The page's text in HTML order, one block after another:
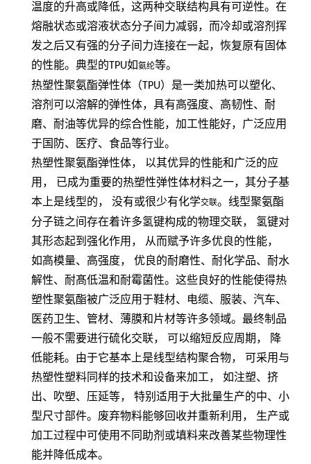
温度的升高或降低，这两种交联结构具有可逆性。在
熔融状态或溶液状态分子间力减弱，而冷却或溶剂挥
发之后又有强的分子间力连接在一起，恢复原有固体
的性能。典型的TPU如氨纶等。
热塑性聚氨酯弹性体（TPU）是一类加热可以塑化、
溶剂可以溶解的弹性体，具有高强度、高韧性、耐
磨、耐油等优异的综合性能，加工性能好，广泛应用
于国防、医疗、食品等行业。
热塑性聚氨酯弹性体，
以其优异的性能和广泛的应
用，
已成为重要的热塑性弹性体材料之一，其分子基
本上是线型的，
没有或很少有化学交联。线型聚氨酯
分子链之间存在着许多氢键构成的物理交联，
氢键对
其形态起到强化作用，
从而赋予许多优良的性能，
如高模量、高强度，
优良的耐磨性、耐化学品、耐水
解性、耐髙低温和耐霉菌性。这些良好的性能使得热
塑性聚氨酯被广泛应用于鞋材、电缆、服装、汽车、
医药卫生、管材、薄膜和片材等许多领域。最终制品
一般不需要进行硫化交联，
可以缩短反应周期，
降
低能耗。由于它基本上是线型结构聚合物，
可采用与
热塑性塑料同样的技术和设备来加工，
如注塑、挤
出、吹塑、压延等，
特别适用于大批量生产的中、小
型尺寸部件。废弃物料能够回收并重新利用，
生产或
加工过程中可使用不同助剂或填料来改善某些物理性
能并降低成本。